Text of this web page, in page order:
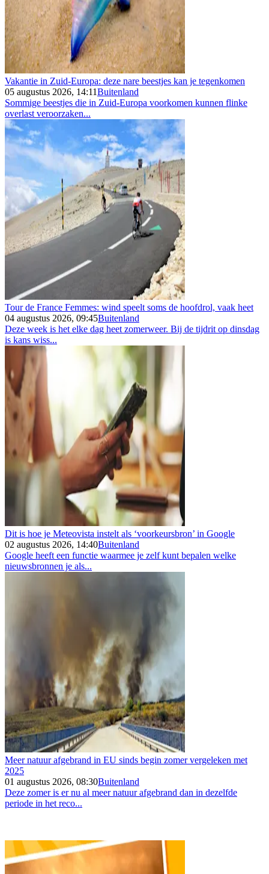
Vakantie in Zuid-Europa: deze nare beestjes kan je tegenkomen
05 augustus 2026, 14:11Buitenland
Sommige beestjes die in Zuid-Europa voorkomen kunnen flinke
overlast veroorzaken...
Tour de France Femmes: wind speelt soms de hoofdrol, vaak heet
04 augustus 2026, 09:45Buitenland
Deze week is het elke dag heet zomerweer. Bij de tijdrit op dinsdag
is kans wiss...
Dit is hoe je Meteovista instelt als ‘voorkeursbron’ in Google
02 augustus 2026, 14:40Buitenland
Google heeft een functie waarmee je zelf kunt bepalen welke
nieuwsbronnen je als...
Meer natuur afgebrand in EU sinds begin zomer vergeleken met
2025
01 augustus 2026, 08:30Buitenland
Deze zomer is er nu al meer natuur afgebrand dan in dezelfde
periode in het reco...